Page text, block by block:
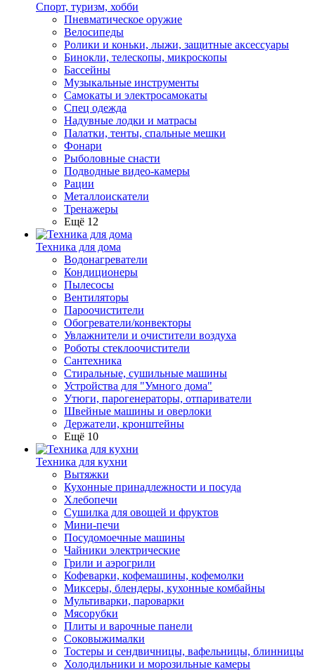
Спорт, туризм, хобби
Пневматическое оружие
Велосипеды
Ролики и коньки, лыжи, защитные аксессуары
Бинокли, телескопы, микроскопы
Бассейны
Музыкальные инструменты
Самокаты и электросамокаты
Спец одежда
Надувные лодки и матрасы
Палатки, тенты, спальные мешки
Фонари
Рыболовные снасти
Подводные видео-камеры
Рации
Металлоискатели
Тренажеры
Ещё 12
Техника для дома
Водонагреватели
Кондиционеры
Пылесосы
Вентиляторы
Пароочистители
Обогреватели/конвекторы
Увлажнители и очистители воздуха
Роботы стеклоочистители
Сантехника
Стиральные, сушильные машины
Устройства для "Умного дома"
Утюги, парогенераторы, отпариватели
Швейные машины и оверлоки
Держатели, кронштейны
Ещё 10
Техника для кухни
Вытяжки
Кухонные принадлежности и посуда
Хлебопечи
Сушилка для овощей и фруктов
Мини-печи
Посудомоечные машины
Чайники электрические
Грили и аэрогрили
Кофеварки, кофемашины, кофемолки
Миксеры, блендеры, кухонные комбайны
Мультиварки, пароварки
Мясорубки
Плиты и варочные панели
Соковыжималки
Тостеры и сендвичницы, вафельницы, блинницы
Холодильники и морозильные камеры